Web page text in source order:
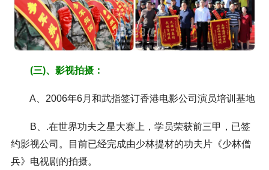
(三)、影视拍摄：
A、2006年6月和武指签订香港电影公司演员培训基地
B、.在世界功夫之星大赛上，学员荣获前三甲，已签
约影视公司。目前已经完成由少林提材的功夫片《少林僧
兵》电视剧的拍摄。